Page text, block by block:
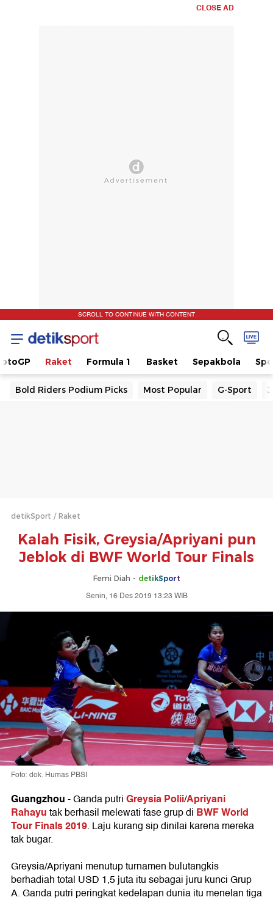
CLOSE AD
SCROLL TO CONTINUE WITH CONTENT
Raket Formula 1 Basket Sepakbola
Bold Riders Podium Picks Most Popular G-Sport
detikSport Raket
Kalah Fisik, Greysia/Apriyani pun
Jeblok di BWF World Tour Finals
Femi Diah - detikSport
Senin, 16 Des 2019 13:23 WIB
Foto: dok. Humas PBSI
Guangzhou- Ganda putriGreysia Polii/Apriyani
Rahayutak berhasil melewati fase grup di BWF World
Tour Finals 2019. Laju kurang sip dinilai karena mereka
tak bugar.
Greysia/Apriyani menutup turnamen bulutangkis
berhadiah total USD 1,5 juta itu sebagai juru kunci Grup
A. Ganda putri peringkat kedelapan dunia itu menelan tiga